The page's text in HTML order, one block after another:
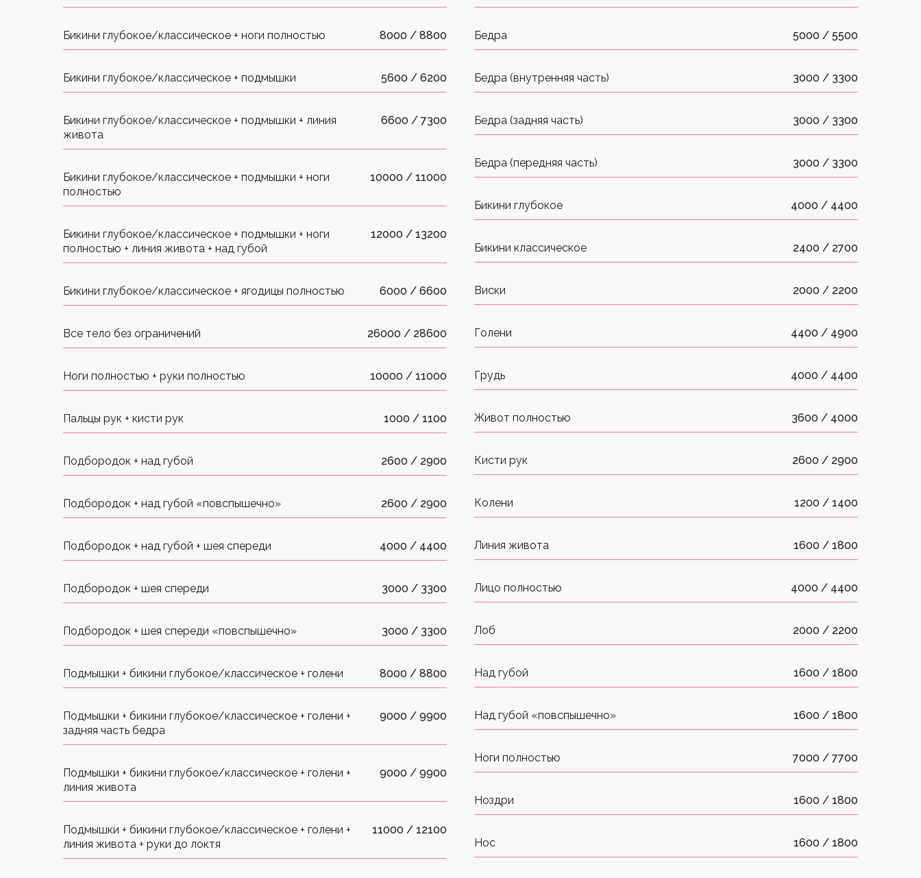
Бикини глубокое/классическое + ноги полностью 8000 / 8800
Бикини глубокое/классическое + подмышки 5600 / 6200
Бикини глубокое/классическое + подмышки + линия
живота
6600 / 7300
Бикини глубокое/классическое + подмышки + ноги
полностью
10000 / 11000
Бикини глубокое/классическое + подмышки + ноги
полностью + линия живота + над губой
12000 / 13200
Бикини глубокое/классическое + ягодицы полностью 6000 / 6600
Все тело без ограничений 26000 / 28600
Ноги полностью + руки полностью 10000 / 11000
Пальцы рук + кисти рук 1000 / 1100
Подбородок + над губой 2600 / 2900
Подбородок + над губой «повспышечно» 2600 / 2900
Подбородок + над губой + шея спереди 4000 / 4400
Подбородок + шея спереди 3000 / 3300
Подбородок + шея спереди «повспышечно» 3000 / 3300
Подмышки + бикини глубокое/классическое + голени 8000 / 8800
Подмышки + бикини глубокое/классическое + голени +
задняя часть бедра
9000 / 9900
Подмышки + бикини глубокое/классическое + голени +
линия живота
9000 / 9900
Подмышки + бикини глубокое/классическое + голени +
линия живота + руки до локтя
11000 / 12100
Бедра 5000 / 5500
Бедра (внутренняя часть) 3000 / 3300
Бедра (задняя часть) 3000 / 3300
Бедра (передняя часть) 3000 / 3300
Бикини глубокое 4000 / 4400
Бикини классическое 2400 / 2700
Виски 2000 / 2200
Голени 4400 / 4900
Грудь 4000 / 4400
Живот полностью 3600 / 4000
Кисти рук 2600 / 2900
Колени 1200 / 1400
Линия живота 1600 / 1800
Лицо полностью 4000 / 4400
Лоб 2000 / 2200
Над губой 1600 / 1800
Над губой «повспышечно» 1600 / 1800
Ноги полностью 7000 / 7700
Ноздри 1600 / 1800
Нос 1600 / 1800